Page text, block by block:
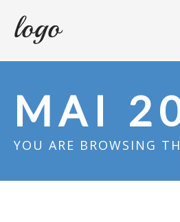
MAI
YOU ARE BROWSING